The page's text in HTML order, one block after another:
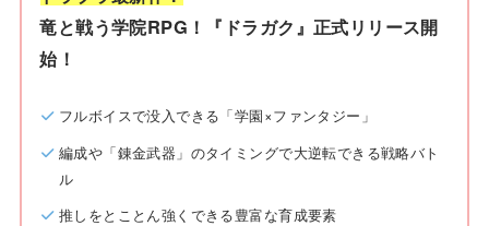
竜と戦う学院RPG！『ドラガク』正式リリース開
始！
フルボイスで没入できる「学園×ファンタジー」
編成や「錬金武器」のタイミングで大逆転できる戦略バト
ル
推しをとことん強くできる豊富な育成要素